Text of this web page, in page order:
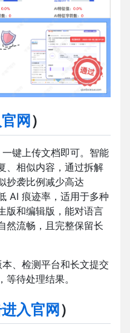
网 ）
一键上传文档即可。智能
、相似内容，通过拆解
抄袭比例减少高达
AI 痕迹率，适用于多种
版和编辑版，能对语言
然流畅，且完整保留长
、检测平台和长文提交
待处理结果。
入官网 ）